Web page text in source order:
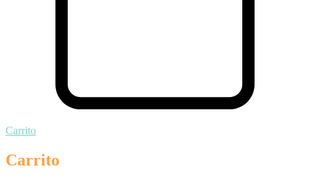
Carrito
Carrito